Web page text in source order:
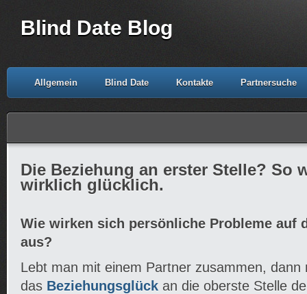
Blind Date Blog
Allgemein Blind Date Kontakte Partnersuche
Die Beziehung an erster Stelle? So
wirklich glücklich.
Wie wirken sich persönliche Probleme auf
aus?
Lebt man mit einem Partner zusammen, dann
das Beziehungsglück an die oberste Stelle